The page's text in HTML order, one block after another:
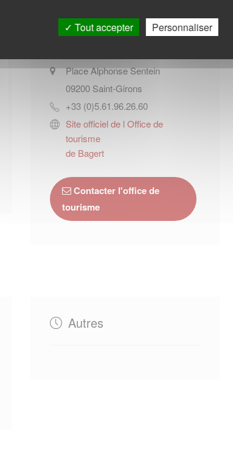
Bagert
Place Alphonse Sentein
09200 Saint-Girons
+33 (0)5.61.96.26.60
Site officiel de l Office de
tourisme
de Bagert
Contacter l'office de
tourisme
Autres
Tout accepter Personnaliser